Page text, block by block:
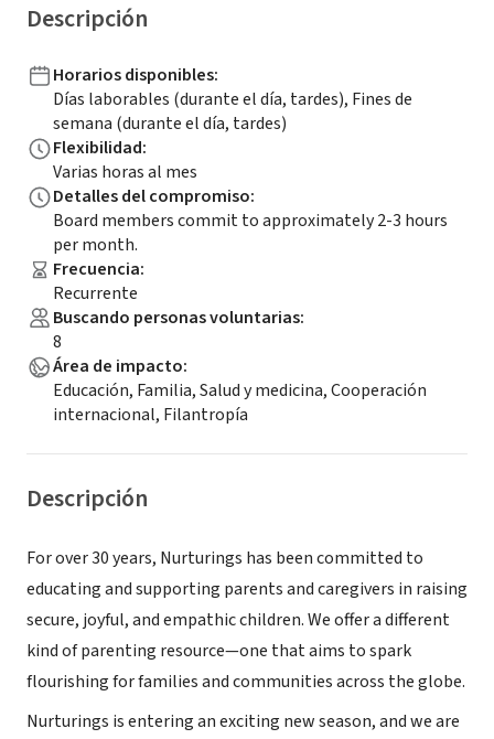
Descripción
Horarios disponibles:
Días laborables (durante el día, tardes), Fines de
semana (durante el día, tardes)
Flexibilidad:
Varias horas al mes
Detalles del compromiso:
Board members commit to approximately 2-3 hours
per month.
Frecuencia:
Recurrente
Buscando personas voluntarias:
8
Área de impacto:
Educación, Familia, Salud y medicina, Cooperación
internacional, Filantropía
Descripción
For over 30 years, Nurturings has been committed to
educating and supporting parents and caregivers in raising
secure, joyful, and empathic children. We offer a different
kind of parenting resource—one that aims to spark
flourishing for families and communities across the globe.
Nurturings is entering an exciting new season, and we are